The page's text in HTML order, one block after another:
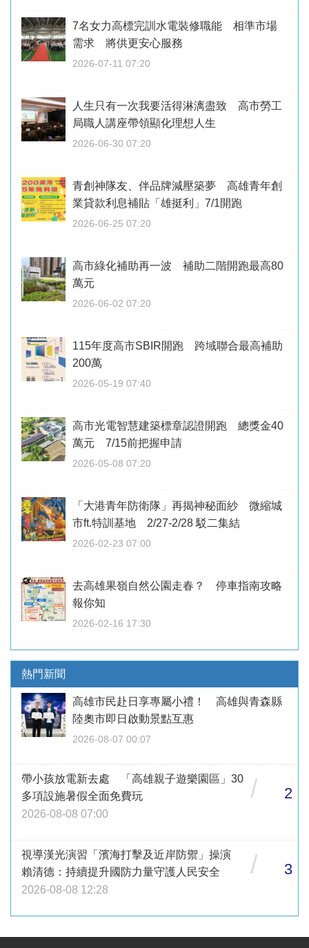
7名女力高標完訓水電裝修職能 相準市場
需求 將供更安心服務
2026-07-11 07:20
人生只有一次我要活得淋漓盡致 高市勞工
局職人講座帶領顯化理想人生
2026-06-30 07:20
青創神隊友、伴品牌減壓築夢 高雄青年創
業貸款利息補貼「雄挺利」7/1開跑
2026-06-25 07:20
高市綠化補助再一波 補助二階開跑最高80
萬元
2026-06-02 07:20
115年度高市SBIR開跑 跨域聯合最高補助
200萬
2026-05-19 07:40
高市光電智慧建築標章認證開跑 總獎金40
萬元 7/15前把握申請
2026-05-08 07:20
「大港青年防衛隊」再揭神秘面紗 微縮城
市ft.特訓基地 2/27-2/28 駁二集結
2026-02-23 07:00
去高雄果嶺自然公園走春？ 停車指南攻略
報你知
2026-02-16 17:30
熱門新聞
高雄市民赴日享專屬小禮！ 高雄與青森縣
陸奧市即日啟動景點互惠
2026-08-07 00:07
帶小孩放電新去處 「高雄親子遊樂園區」30
多項設施暑假全面免費玩
2026-08-08 07:00
/ 2
視導漢光演習「濱海打擊及近岸防禦」操演
賴清德：持續提升國防力量守護人民安全
2026-08-08 12:28
/ 3